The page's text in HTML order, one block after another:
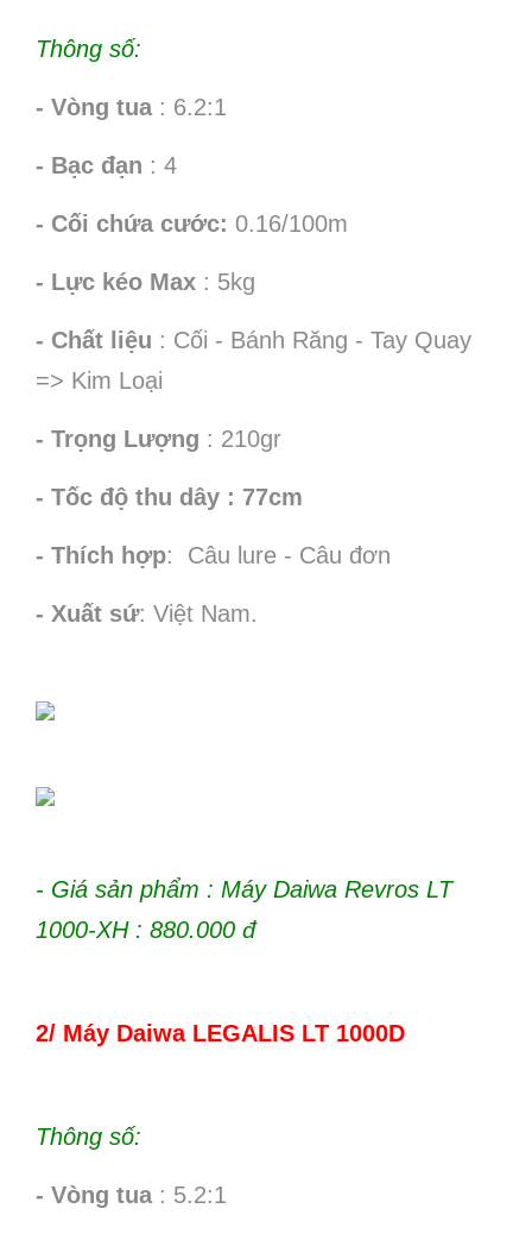
Thông số:
- Vòng tua: 6.2:1
- Bạc đạn : 4
- Cối chứa cước: 0.16/100m
- Lực kéo Max : 5kg
- Chất liệu : Cối - Bánh Răng - Tay Quay
=> Kim Loại
- Trọng Lượng : 210gr
- Tốc độ thu dây : 77cm
- Thích hợp: Câu lure - Câu đơn
- Xuất sứ: Việt Nam.
- Giá sản phẩm : Máy Daiwa Revros LT
1000-XH : 880.000 đ
2/ Máy Daiwa LEGALIS LT 1000D
Thông số:
- Vòng tua: 5.2:1